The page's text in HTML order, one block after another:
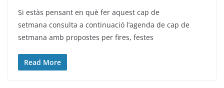
Si estàs pensant en què fer aquest cap de
setmana consulta a continuació l’agenda de cap de
setmana amb propostes per fires, festes
Read More